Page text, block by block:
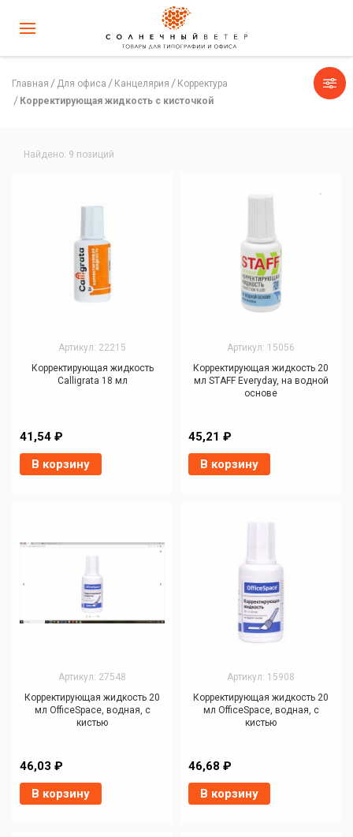
Главная Для офиса Канцелярия
Корректура
Корректирующая жидкость с кисточкой
Найдено: 9 позиций
Артикул: 22215
Корректирующая жидкость
Calligrata 18 мл
41,54 ₽
В корзину
Артикул: 15056
Корректирующая жидкость 20
мл STAFF Everyday, на водной
основе
45,21 ₽
В корзину
Артикул: 27548
Корректирующая жидкость 20
мл OfficeSpace, водная, с
кистью
46,03 ₽
В корзину
Артикул: 15908
Корректирующая жидкость 20
мл OfficeSpace, водная, с
кистью
46,68 ₽
В корзину